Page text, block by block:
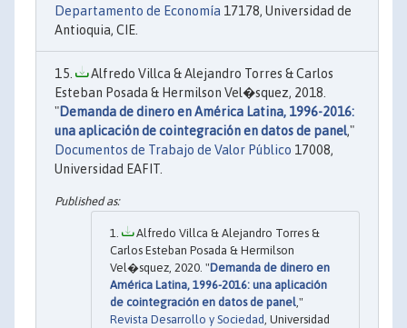
Departamento de Economía 17178, Universidad de
Antioquia, CIE.
Alfredo Villca & Alejandro Torres & Carlos
Esteban Posada & Hermilson Vel�squez, 2018.
"Demanda de dinero en América Latina, 1996-2016:
una aplicación de cointegración en datos de panel,"
Documentos de Trabajo de Valor Público 17008,
Universidad EAFIT.
Alfredo Villca & Alejandro Torres &
Carlos Esteban Posada & Hermilson
Vel�squez, 2020. "Demanda de dinero en
América Latina, 1996-2016: una aplicación
de cointegración en datos de panel ,"
Revista Desarrollo y Sociedad , Universidad